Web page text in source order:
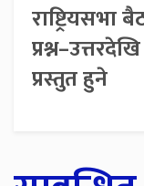
प्रस्तुत हुने